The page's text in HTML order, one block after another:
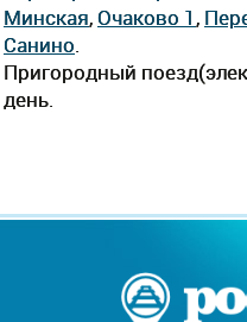
Минская,Очаково 1 ,
Санино
Пригородный
день.